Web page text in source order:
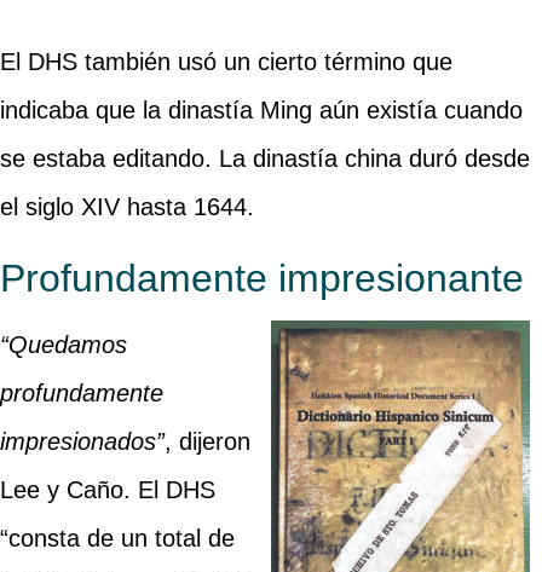
El DHS también usó un cierto término que
indicaba que la dinastía Ming aún existía cuando
se estaba editando. La dinastía china duró desde
el siglo XIV hasta 1644.
Profundamente impresionante
“Quedamos
profundamente
impresionados”, dijeron
Lee y Caño. El DHS
“consta de un total de